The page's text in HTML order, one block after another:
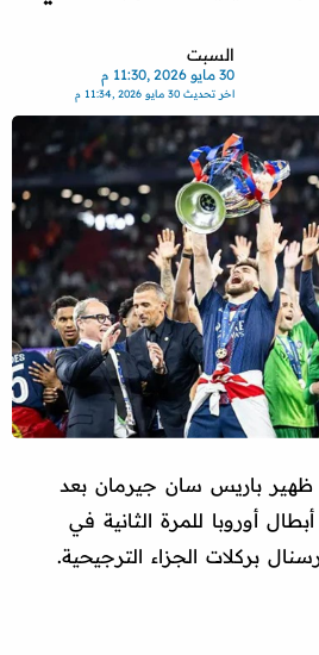
السبت
30 مايو 2026 ,11:30 م
اخر تحديث30 مايو 2026 ,11:34 م
ظهير باريس سان جيرمان بعد
أوروبا للمرة الثانية في
بركلات الجزاء الترجيحية.